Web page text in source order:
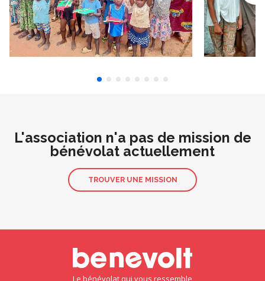
L'association n'a pas de mission de
bénévolat actuellement
TROUVER UNE MISSION
Le bénévolat qui vous ressemble